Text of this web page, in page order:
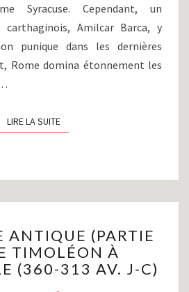
Syracuse. Cependant, un
carthaginois, Amilcar Barca, y
punique dans les dernières
Rome domina étonnement les
LIRE LA SUITELIRE LA SUITE
ANTIQUE
(PARTIE
III)
ANTIQUE (PARTIE
TIMOLÉON À
(360-313 AV. J-C)